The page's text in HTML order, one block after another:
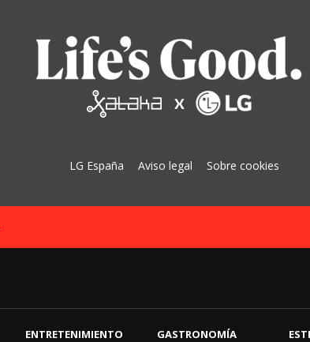
LG España Aviso legal Sobre cookies
ENTRETENIMIENTO
GASTRONOMÍA